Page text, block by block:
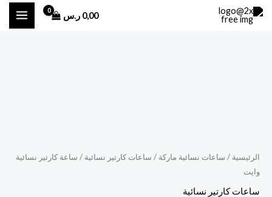
تخطي
0,00 ر.س
الرئيسية / ساعات نسائية ماركة / ساعات كارتير نسائية / ساعة كارتير نسائية
وايت
ساعات كارتير نسائية